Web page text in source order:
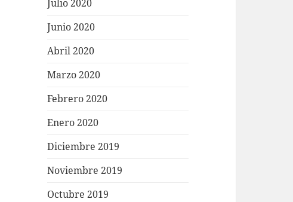
Julio 2020
Junio 2020
Abril 2020
Marzo 2020
Febrero 2020
Enero 2020
Diciembre 2019
Noviembre 2019
Octubre 2019